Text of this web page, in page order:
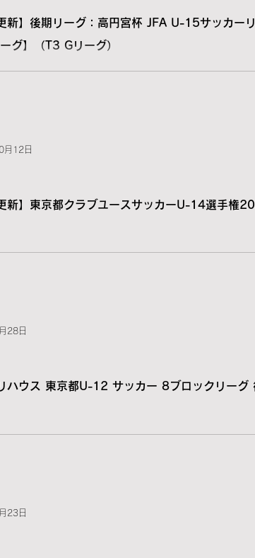
新】後期リーグ：高円宮杯 JFA U-15サッカ
グ】（T3 Gリーグ）
新】東京都クラブユースサッカーU-14選手権
月12日
ハウス 東京都U-12 サッカー 8ブロックリー
28日
23日